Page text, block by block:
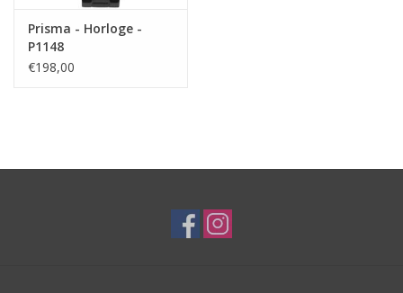
Prisma - Horloge -
P1148
€198,00